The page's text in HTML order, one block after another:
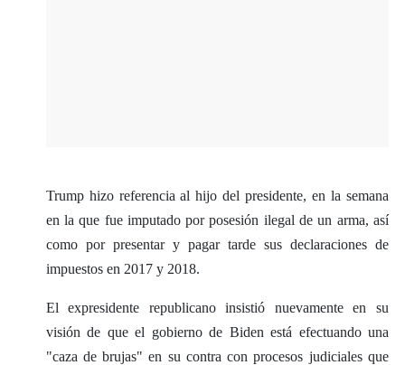
Trump hizo referencia al hijo del presidente, en la semana
en la que fue imputado por posesión ilegal de un arma, así
como por presentar y pagar tarde sus declaraciones de
impuestos en 2017 y 2018.
El expresidente republicano insistió nuevamente en su
visión de que el gobierno de Biden está efectuando una
"caza de brujas" en su contra con procesos judiciales que